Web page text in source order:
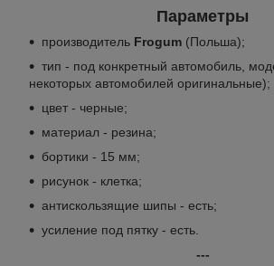
Параметры
производитель Frogum (Польша);
тип - под конкретный автомобиль,
некоторых автомобилей оригинальные);
цвет - черные;
материал - резина;
бортики - 15 мм;
рисунок - клетка;
антискользящие шипы - есть;
усиление под пятку - есть.
---